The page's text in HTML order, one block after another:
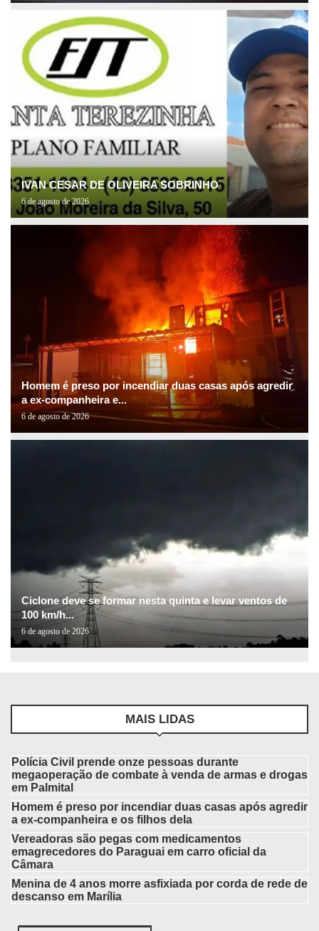
IVAN CESAR DE OLIVEIRA SOBRINHO
6 de agosto de 2026
Homem é preso por incendiar duas casas após agredir
a ex-companheira e...
6 de agosto de 2026
Ciclone deve se formar nesta quinta e levar ventos de
100 km/h...
6 de agosto de 2026
MAIS LIDAS
Polícia Civil prende onze pessoas durante
megaoperação de combate à venda de armas e drogas
em Palmital
Homem é preso por incendiar duas casas após agredir
a ex-companheira e os filhos dela
Vereadoras são pegas com medicamentos
emagrecedores do Paraguai em carro oficial da
Câmara
Menina de 4 anos morre asfixiada por corda de rede de
descanso em Marília